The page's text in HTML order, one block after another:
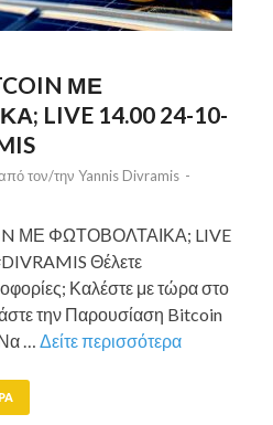
ΜΕ
LIVE 14.00 24-10-
τον/την Yannis Divramis -
ΜΕ ΦΩΤΟΒΟΛΤΑΙΚΑ; LIVE
Θέλετε
Καλέστε με τώρα στο
την Παρουσίαση Bitcoin
… Δείτε περισσότερα